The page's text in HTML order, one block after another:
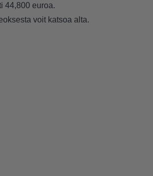
44,800 euroa.
voit katsoa alta.